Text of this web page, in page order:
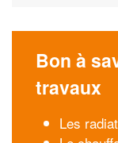
Bon à
travaux
Les